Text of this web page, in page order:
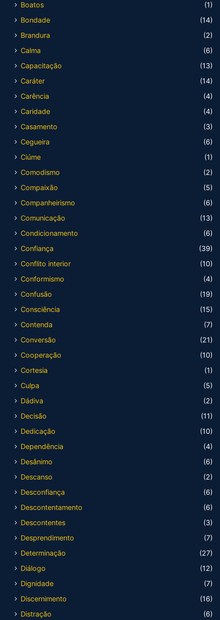
Boatos
(1)
Bondade
(14)
Brandura
(2)
Calma
(6)
Capacitação
(13)
Caráter
(14)
Carência
(4)
Caridade
(4)
Casamento
(3)
Cegueira
(6)
Ciúme
(1)
Comodismo
(2)
Compaixão
(5)
Companheirismo
(6)
Comunicação
(13)
Condicionamento
(6)
Confiança
(39)
Conflito interior
(10)
Conformismo
(4)
Confusão
(19)
Consciência
(15)
Contenda
(7)
Conversão
(21)
Cooperação
(10)
Cortesia
(1)
Culpa
(5)
Dádiva
(2)
Decisão
(11)
Dedicação
(10)
Dependência
(4)
Desânimo
(6)
Descanso
(2)
Desconfiança
(6)
Descontentamento
(6)
Descontentes
(3)
Desprendimento
(7)
Determinação
(27)
Diálogo
(12)
Dignidade
(7)
Discernimento
(16)
Distração
(6)